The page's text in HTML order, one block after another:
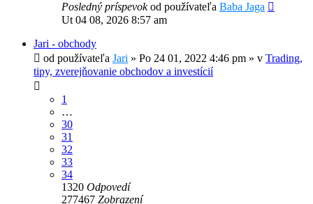
Posledný príspevokod používateľa Baba Jaga
Ut 04 08, 2026 8:57 am
Jari - obchody
od používateľa Jari » Po 24 01, 2022 4:46 pm » v Trading,
tipy, zverejňovanie obchodov a investícií
1
…
30
31
32
33
34
1320 Odpovedí
277467 Zobrazení